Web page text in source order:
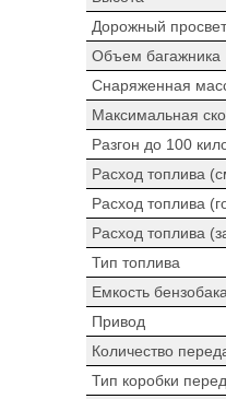
Дорожный просвет
Объем багажника
Снаряженная
Максимальная
Разгон до 100
Расход топлива
Расход топлива
Расход топлива
Тип топлива
Емкость
Привод
Количество
Тип коробки